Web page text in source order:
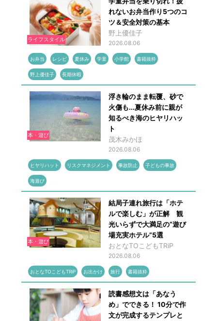
ライフスタイル
れないお弁当作り5つのコ
ツ＆安全対策の基本
野上優佳子
2026.08.06
お弁当 レシピ 夏休み 学童 小学館 書籍抜粋
野上優佳子 長期休暇
本・遊び
浮き輪のまま転覆、砂で
火傷も...夏休み前に親が
知るべき海のヒヤリハッ
ト
茂木みかほ
2026.08.06
ヒヤリハット リスクマネジメント 事故防止 子どもの事故
海遊び
本・遊び
結局子連れ旅行は「ホテ
ルで楽しむ」が正解 観
光いらずで大満足の“遊び
場充実ホテル”5選
おとなTOこどもTRiP
2026.08.06
おとなTOこどもTRiP お出かけ 旅行 書籍抜粋
読書感想文は「あなう
め」でできる！ 10分で作
文が完成するテンプレと